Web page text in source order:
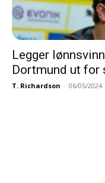
Legger
Dortmund ut for
T. Richardson - 06/05/2024